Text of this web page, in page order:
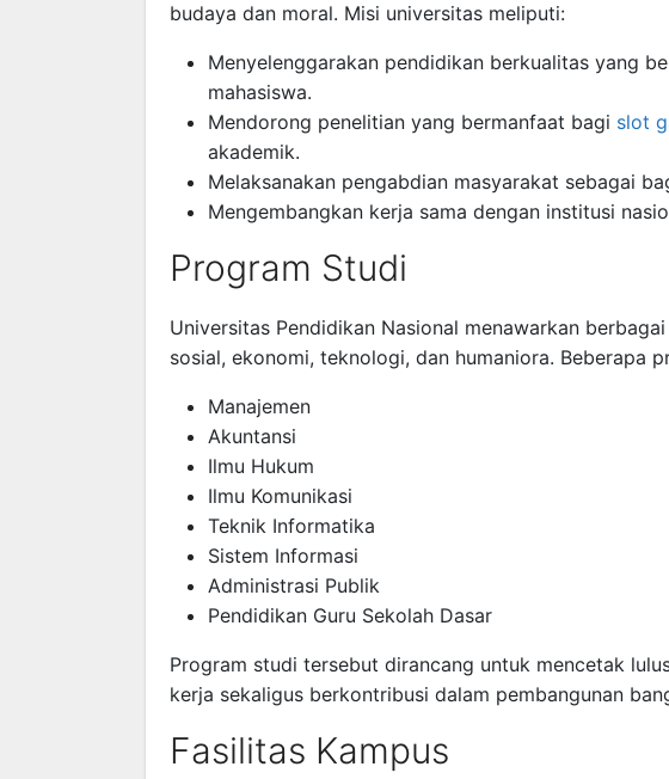
budaya dan moral. Misi universitas meliputi:
Menyelenggarakan pendidikan berkualitas yang
mahasiswa.
Mendorong penelitian yang bermanfaat bagi slot
akademik.
Melaksanakan pengabdian masyarakat sebagai
Mengembangkan kerja sama dengan institusi
Program Studi
Universitas Pendidikan Nasional menawarkan
sosial, ekonomi, teknologi, dan humaniora. Beberapa
Manajemen
Akuntansi
Ilmu Hukum
Ilmu Komunikasi
Teknik Informatika
Sistem Informasi
Administrasi Publik
Pendidikan Guru Sekolah Dasar
Program studi tersebut dirancang untuk mencetak
kerja sekaligus berkontribusi dalam pembangunan
Fasilitas Kampus